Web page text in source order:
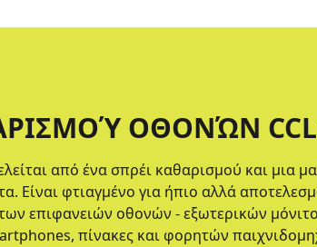
ΟΘΟΝΏΝ
από ένα σπρέι καθαρισμού και μια
Είναι φτιαγμένο για ήπιο αλλά
επιφανειών οθονών - εξωτερικών
πίνακες και φορητών